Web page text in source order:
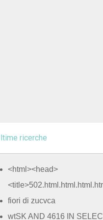
ricerche
<html><head>
fiori di zucvca
wtSK AND 4616 IN